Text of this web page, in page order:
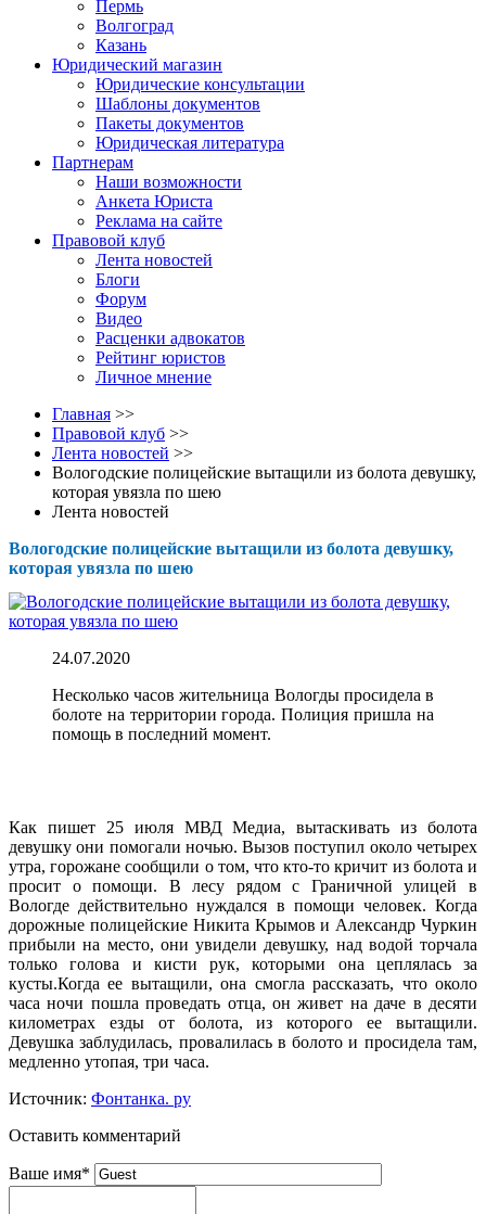
Пермь
Волгоград
Казань
Юридический магазин
Юридические консультации
Шаблоны документов
Пакеты документов
Юридическая литература
Партнерам
Наши возможности
Анкета Юриста
Реклама на сайте
Правовой клуб
Лента новостей
Блоги
Форум
Видео
Расценки адвокатов
Рейтинг юристов
Личное мнение
Главная >>
Правовой клуб >>
Лента новостей >>
Вологодские полицейские вытащили из болота девушку,
которая увязла по шею
Лента новостей
Вологодские полицейские вытащили из болота девушку,
которая увязла по шею
24.07.2020
Несколько часов жительница Вологды просидела в
болоте на территории города. Полиция пришла на
помощь в последний момент.
Как пишет 25 июля МВД Медиа, вытаскивать из болота
девушку они помогали ночью. Вызов поступил около четырех
утра, горожане сообщили о том, что кто-то кричит из болота и
просит о помощи. В лесу рядом с Граничной улицей в
Вологде действительно нуждался в помощи человек. Когда
дорожные полицейские Никита Крымов и Александр Чуркин
прибыли на место, они увидели девушку, над водой торчала
только голова и кисти рук, которыми она цеплялась за
кусты.Когда ее вытащили, она смогла рассказать, что около
часа ночи пошла проведать отца, он живет на даче в десяти
километрах езды от болота, из которого ее вытащили.
Девушка заблудилась, провалилась в болото и просидела там,
медленно утопая, три часа.
Источник: Фонтанка. ру
Оставить комментарий
Ваше имя*